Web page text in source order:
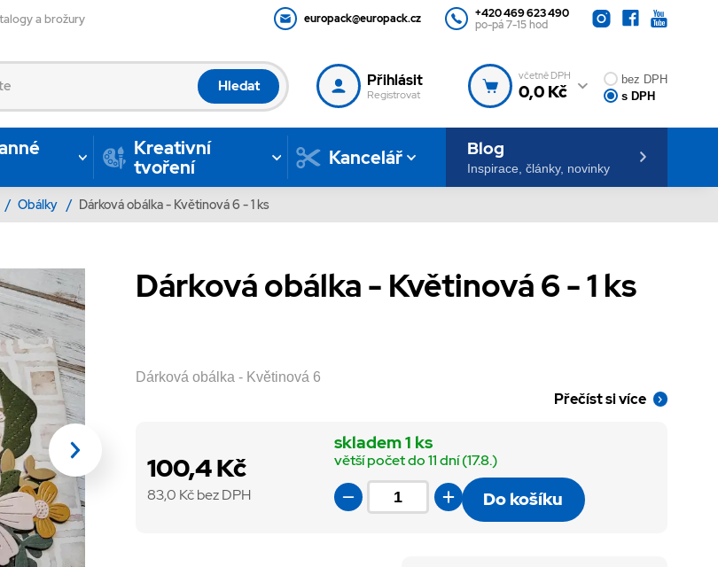
a brožury europack@europack.cz
+420 469 623 490
po-pá 7-15 hod
Hledat Přihlásit
Registrovat
včetně DPH
0,0 Kč
bez DPH
s DPH
Kreativní
tvoření
Kancelář Blog
Inspirace, články, novinky
/ Obálky / Dárková obálka - Květinová 6 - 1 ks
Dárková obálka - Květinová 6 - 1 ks
Dárková obálka - Květinová 6
Přečíst si více
100,4 Kč
83,0 Kč bez DPH
skladem 1 ks
větší počet do 11 dní (17.8.)
Do košíku